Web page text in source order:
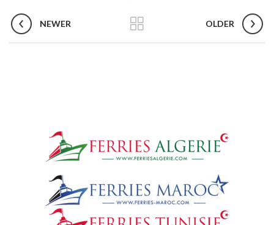
NEWER OLDER